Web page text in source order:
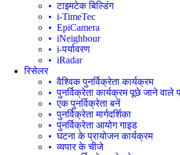
• टाइमटेक बिल्डिंग
• i-TimeTec
• EpiCamera
• iNeighbour
• i-पर्यावरण
• iRadar
रिसेलर
• वैश्विक पुनर्विक्रेता कार्यक्रम
• पुनर्विक्रेता कार्यक्रम पूछे जाने वाले
• एक पुनर्विक्रेता बनें
• पुनर्विक्रेता मार्गदर्शिका
• पुनर्विक्रेता आयोग गाइड
• घटना के प्रायोजन कार्यक्रम
• व्यपार के चीजे